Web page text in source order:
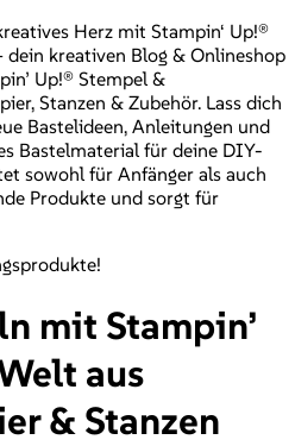
Herz mit Stampin‘ Up!®
dein kreativen Blog & Onlineshop
Up!® Stempel &
Stanzen & Zubehör. Lass dich
Bastelideen, Anleitungen und
Bastelmaterial für deine DIY-
sowohl für Anfänger als auch
Produkte und sorgt für
mit Stampin’
aus
& Stanzen